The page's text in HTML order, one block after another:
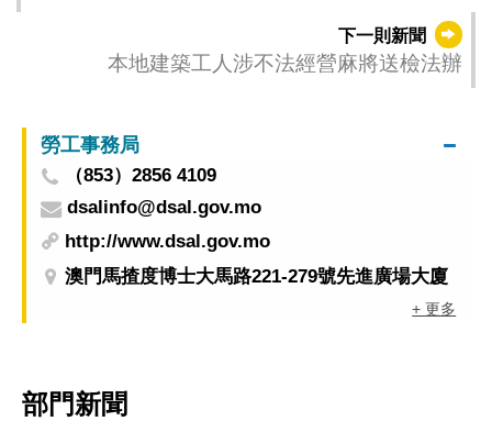
下一則新聞
本地建築工人涉不法經營麻將送檢法辦
勞工事務局
（853）2856 4109
dsalinfo@dsal.gov.mo
http://www.dsal.gov.mo
澳門馬揸度博士大馬路221-279號先進廣場大廈
+ 更多
部門新聞